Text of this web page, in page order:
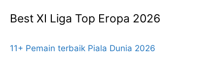
Best XI Liga Top Eropa 2026
11+ Pemain terbaik Piala Dunia 2026